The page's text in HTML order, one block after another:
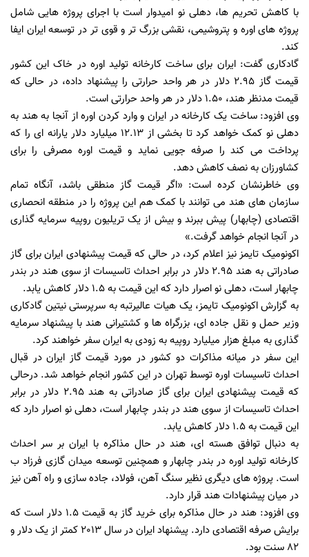
با کاهش تحریم ها، دهلی نو امیدوار است با اجرای پروژه هایی شامل
پروژه های اوره و پتروشیمی، نقشی بزرگ تر و قوی تر در توسعه ایران ایفا
کند.
گادکاری گفت: ایران برای ساخت کارخانه تولید اوره در خاک این کشور
قیمت گاز 2.95 دلار در هر واحد حرارتی را پیشنهاد داده، در حالی که
قیمت مدنظر هند، 1.50 دلار در هر واحد حرارتی است.
وی افزود: ساخت یک کارخانه در ایران و وارد کردن اوره از آنجا به هند به
دهلی نو کمک خواهد کرد تا بخشی از 12.13 میلیارد دلار یارانه ای را که
پرداخت می کند را صرفه جویی نماید و قیمت اوره مصرفی را برای
کشاورزان به نصف کاهش دهد.
وی خاطرنشان کرده است: «اگر قیمت گاز منطقی باشد، آنگاه تمام
سازمان های هند می توانند با کمک هم این پروژه را در منطقه انحصاری
اقتصادی (چابهار) پیش ببرند و بیش از یک تریلیون روپیه سرمایه گذاری
در آنجا انجام خواهد گرفت.»
اکونومیک تایمز نیز اعلام کرد، در حالی که قیمت پیشنهادی ایران برای گاز
صادراتی به هند 2.95 دلار در برابر احداث تاسیسات از سوی هند در بندر
چابهار است، دهلی نو اصرار دارد که این قیمت به 1.5 دلار کاهش یابد.
به گزارش اکونومیک تایمز، یک هیات عالیرتبه به سرپرستی نیتین گادکاری
وزیر حمل و نقل جاده ای، بزرگراه ها و کشتیرانی هند با پیشنهاد سرمایه
گذاری به مبلغ هزار میلیارد روپیه به زودی به ایران سفر خواهند کرد.
این سفر در میانه مذاکرات دو کشور در مورد قیمت گاز ایران در قبال
احداث تاسیسات اوره توسط تهران در این کشور انجام خواهد شد. درحالی
که قیمت پیشنهادی ایران برای گاز صادراتی به هند 2.95 دلار در برابر
احداث تاسیسات از سوی هند در بندر چابهار است، دهلی نو اصرار دارد که
این قیمت به 1.5 دلار کاهش یابد.
به دنبال توافق هسته ای، هند در حال مذاکره با ایران بر سر احداث
کارخانه تولید اوره در بندر چابهار و همچنین توسعه میدان گازی فرزاد ب
است. پروژه های دیگری نظیر سنگ آهن، فولاد، جاده سازی و راه آهن نیز
در میان پیشنهادات هند قرار دارد.
وی افزود: هند در حال مذاکره برای خرید گاز به قیمت 1.5 دلار است که
برایش صرفه اقتصادی دارد. پیشنهاد ایران در سال 2013 کمتر از یک دلار و
82 سنت بود.